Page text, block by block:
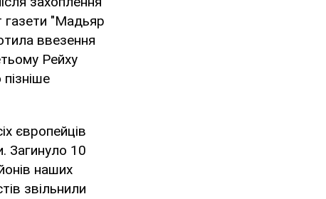
газети "Мадьяр
ввезення
Рейху
європейців
Загинуло 10
наших
звільнили